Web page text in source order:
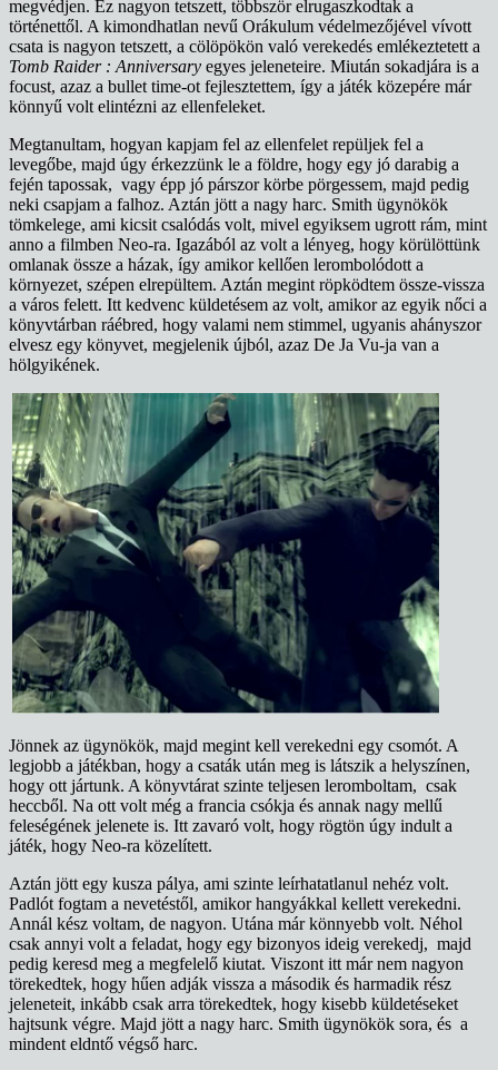
megvédjen. Ez nagyon tetszett, többször elrugaszkodtak a
történettől. A kimondhatlan nevű Orákulum védelmezőjével vívott
csata is nagyon tetszett, a cölöpökön való verekedés emlékeztetett a
Tomb Raider : Anniversary egyes jeleneteire. Miután sokadjára is a
focust, azaz a bullet time-ot fejlesztettem, így a játék közepére már
könnyű volt elintézni az ellenfeleket.
Megtanultam, hogyan kapjam fel az ellenfelet repüljek fel a
levegőbe, majd úgy érkezzünk le a földre, hogy egy jó darabig a
fején tapossak, vagy épp jó párszor körbe pörgessem, majd pedig
neki csapjam a falhoz. Aztán jött a nagy harc. Smith ügynökök
tömkelege, ami kicsit csalódás volt, mivel egyiksem ugrott rám, mint
anno a filmben Neo-ra. Igazából az volt a lényeg, hogy körülöttünk
omlanak össze a házak, így amikor kellően lerombolódott a
környezet, szépen elrepültem. Aztán megint röpködtem össze-vissza
a város felett. Itt kedvenc küldetésem az volt, amikor az egyik nőci a
könyvtárban ráébred, hogy valami nem stimmel, ugyanis ahányszor
elvesz egy könyvet, megjelenik újból, azaz De Ja Vu-ja van a
hölgyikének.
Jönnek az ügynökök, majd megint kell verekedni egy csomót. A
legjobb a játékban, hogy a csaták után meg is látszik a helyszínen,
hogy ott jártunk. A könyvtárat szinte teljesen leromboltam, csak
heccből. Na ott volt még a francia csókja és annak nagy mellű
feleségének jelenete is. Itt zavaró volt, hogy rögtön úgy indult a
játék, hogy Neo-ra közelített.
Aztán jött egy kusza pálya, ami szinte leírhatatlanul nehéz volt.
Padlót fogtam a nevetéstől, amikor hangyákkal kellett verekedni.
Annál kész voltam, de nagyon. Utána már könnyebb volt. Néhol
csak annyi volt a feladat, hogy egy bizonyos ideig verekedj, majd
pedig keresd meg a megfelelő kiutat. Viszont itt már nem nagyon
törekedtek, hogy hűen adják vissza a második és harmadik rész
jeleneteit, inkább csak arra törekedtek, hogy kisebb küldetéseket
hajtsunk végre. Majd jött a nagy harc. Smith ügynökök sora, és a
mindent eldntő végső harc.